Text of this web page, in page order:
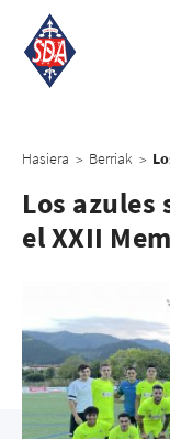
Hasiera > Berriak >
Los azules
el XXII